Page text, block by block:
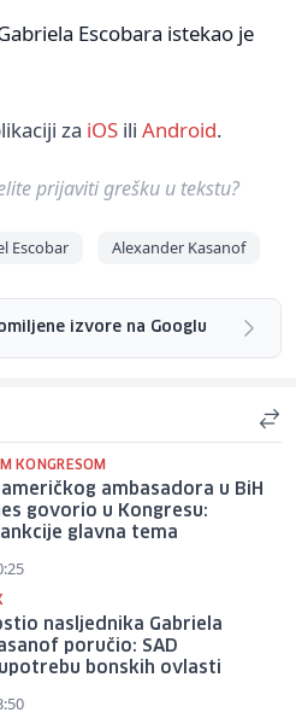
Escobara istekao je
za iOS ili Android.
prijaviti grešku u tekstu?
Escobar Alexander Kasanof
izvore na Googlu
KONGRESOM
ambasadora u BiH
govorio u Kongresu:
glavna tema
nasljednika Gabriela
poručio: SAD
bonskih ovlasti